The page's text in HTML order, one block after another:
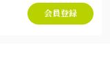
会員登録